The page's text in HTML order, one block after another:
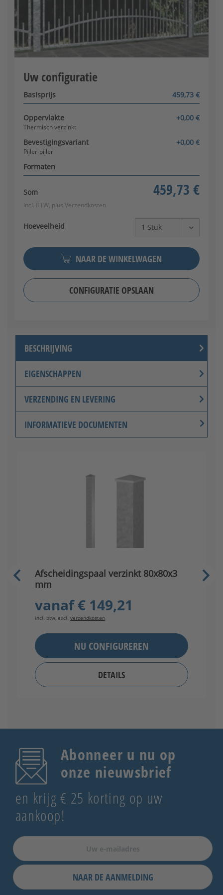
[+99,95 € per m²]
Uw configuratie
Basisprijs 459,73 €
Oppervlakte +0,00 €
Thermisch verzinkt
Bevestigingsvariant +0,00 €
Pijler-pijler
Formaten
Som 459,73 €
incl. BTW, plus Verzendkosten
Hoeveelheid
NAAR DE WINKELWAGEN
CONFIGURATIE OPSLAAN
Configurator wordt geladen
BESCHRIJVING
EIGENSCHAPPEN
VERZENDING EN LEVERING
INFORMATIEVE DOCUMENTEN
Afscheidingspaal verzinkt 80x80x3
mm
vanaf€ 149,21
incl. btw, excl. verzendkosten
NU CONFIGUREREN
DETAILS
Abonneer u nu op
onze nieuwsbrief
en krijg € 25 korting op uw
aankoop!
NAAR DE AANMELDING